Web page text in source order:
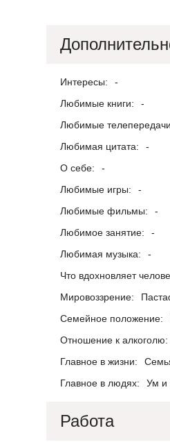
Интересы:
-
Любимые книги:
-
Любимые
Любимая цитата:
-
О себе:
-
Любимые игры:
-
Любимые фильмы:
-
Любимое занятие:
-
Любимая музыка:
-
Что вдохновляет
Мировоззрение:
Семейное положение:
Отношение к алкоголю:
Главное в жизни:
Главное в людях:
Ум и
Работа